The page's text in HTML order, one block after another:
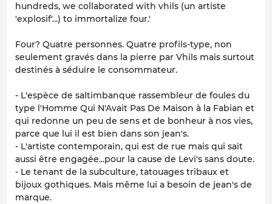
hundreds, we collaborated with vhils (un artiste
'explosif'...) to immortalize four.'
Four? Quatre personnes. Quatre profils-type, non
seulement gravés dans la pierre par Vhils mais surtout
destinés à séduire le consommateur.
- L'espèce de saltimbanque rassembleur de foules du
type l'Homme Qui N'Avait Pas De Maison à la Fabian et
qui redonne un peu de sens et de bonheur à nos vies,
parce que lui il est bien dans son jean's.
- L'artiste contemporain, qui est de rue mais qui sait
aussi être engagée...pour la cause de Levi's sans doute.
- Le tenant de la subculture, tatouages tribaux et
bijoux gothiques. Mais même lui a besoin de jean's de
marque.